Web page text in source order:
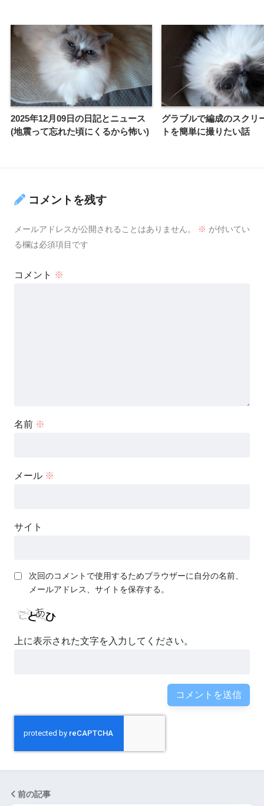
2025年12月09日の日記とニュース
(地震って忘れた頃にくるから怖い)
グラブルで編成のスクリ
トを簡単に撮りたい話
コメントを残す
メールアドレスが公開されることはありません。 ※ が付いてい
る欄は必須項目です
コメント ※
名前 ※
メール ※
サイト
次回のコメントで使用するためブラウザーに自分の名前、
メールアドレス、サイトを保存する。
上に表示された文字を入力してください。
前の記事